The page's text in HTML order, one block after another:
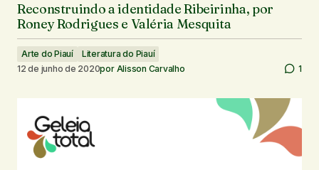
Reconstruindo a identidade Ribeirinha, por
Roney Rodrigues e Valéria Mesquita
Arte do Piauí
Literatura do Piauí
12 de junho de 2020por Alisson Carvalho 1